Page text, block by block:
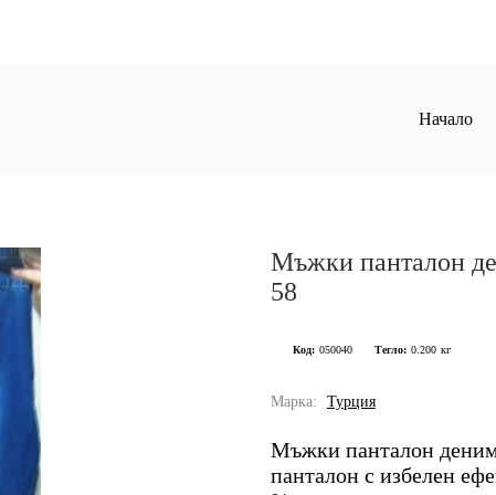
Начало
Мъжки панталон
58
Код: 050040 Тегло: 0.200 кг
Марка: Турция
Мъжки панталон
панталон с избелен